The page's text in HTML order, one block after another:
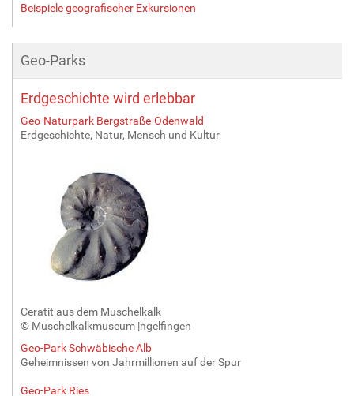
Beispiele geografischer Exkursionen
Geo-Parks
Erdgeschichte wird erlebbar
Geo-Naturpark Bergstraße-Odenwald
Erdgeschichte, Natur, Mensch und Kultur
Ceratit aus dem Muschelkalk
© Muschelkalkmuseum |ngelfingen
Geo-Park Schwäbische Alb
Geheimnissen von Jahrmillionen auf der Spur
Geo-Park Ries